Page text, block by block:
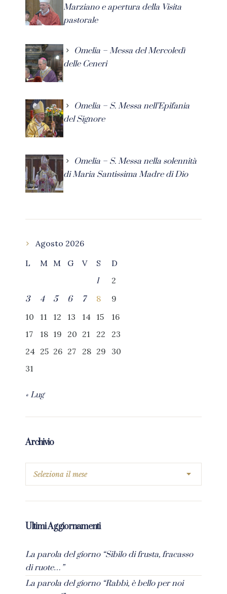
Marziano e apertura della Visita
pastorale
Omelia – Messa del Mercoledì
delle Ceneri
Omelia – S. Messa nell’Epifania
del Signore
Omelia – S. Messa nella solennità
di Maria Santissima Madre di Dio
Agosto 2026
L
M M G V S
D
1
2
3
4 5 6 7 8
9
10
11 12 13 14 15
16
17
18 19 20 21 22
23
24 25 26 27 28 29
30
31
« Lug
Archivio
Ultimi Aggiornamenti
La parola del giorno “Sibilo di frusta, fracasso
di ruote…”
La parola del giorno “Rabbì, è bello per noi